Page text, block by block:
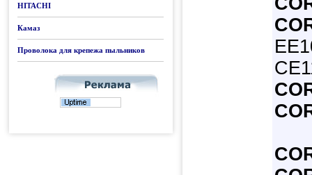
HITACHI
Камаз
Проволока для крепежа пыльников